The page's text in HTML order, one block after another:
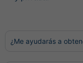
¿Me ayudarás a